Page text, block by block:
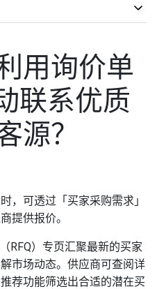
用询价单
联系优质
源？
，可透过「买家采购需求」
提供报价。
RFQ）专页汇聚最新的买家
市场动态。供应商可查阅详
荐功能筛选出合适的潜在买